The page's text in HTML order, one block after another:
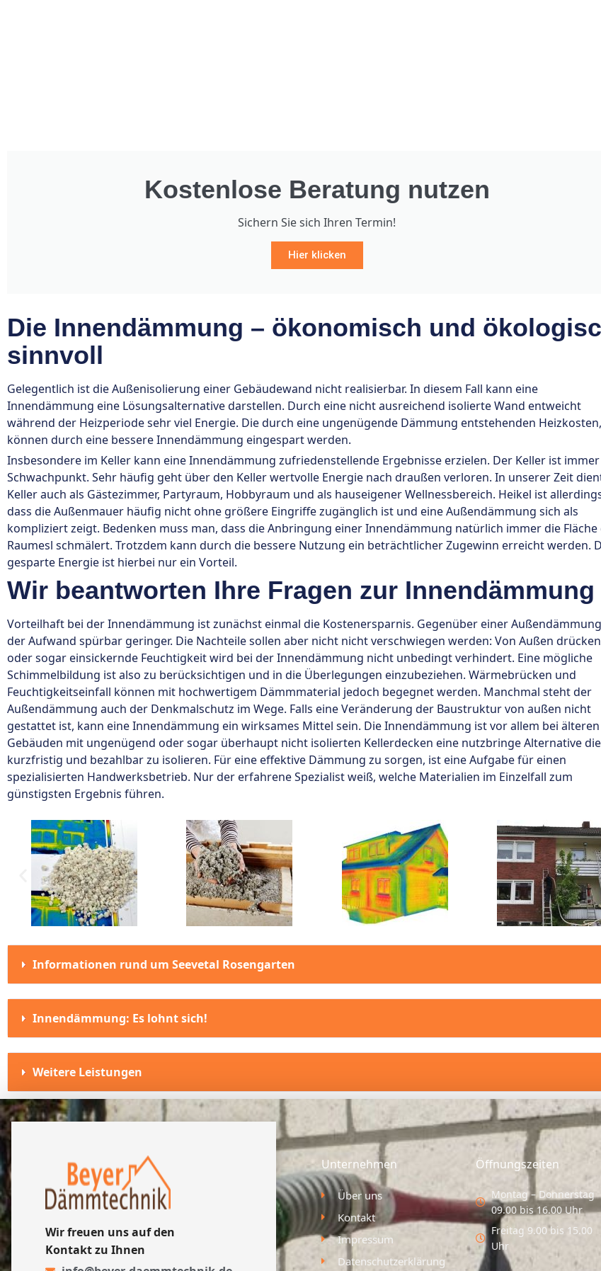
Kostenlose Beratung nutzen
Sichern Sie sich Ihren Termin!
Hier klicken
Die Innendämmung – ökonomisch und
sinnvoll
Gelegentlich ist die Außenisolierung einer Gebäudewand nicht realisierbar. In diesem Fall kann eine
Innendämmung eine Lösungsalternative darstellen. Durch eine nicht ausreichend isolierte Wand entweicht
während der Heizperiode sehr viel Energie. Die durch eine ungenügende Dämmung entstehenden Heizkosten,
können durch eine bessere Innendämmung eingespart werden.
Insbesondere im Keller kann eine Innendämmung zufriedenstellende Ergebnisse erzielen. Der Keller ist
Schwachpunkt. Sehr häufig geht über den Keller wertvolle Energie nach draußen verloren. In unserer Zeit
Keller auch als Gästezimmer, Partyraum, Hobbyraum und als hauseigener Wellnessbereich. Heikel ist
dass die Außenmauer häufig nicht ohne größere Eingriffe zugänglich ist und eine Außendämmung sich als
kompliziert zeigt. Bedenken muss man, dass die Anbringung einer Innendämmung natürlich immer die Fläche
Raumesl schmälert. Trotzdem kann durch die bessere Nutzung ein beträchtlicher Zugewinn erreicht werden.
gesparte Energie ist hierbei nur ein Vorteil.
Wir beantworten Ihre Fragen zur Innendämmung
Vorteilhaft bei der Innendämmung ist zunächst einmal die Kostenersparnis. Gegenüber einer
der Aufwand spürbar geringer. Die Nachteile sollen aber nicht nicht verschwiegen werden: Von Außen
oder sogar einsickernde Feuchtigkeit wird bei der Innendämmung nicht unbedingt verhindert. Eine mögliche
Schimmelbildung ist also zu berücksichtigen und in die Überlegungen einzubeziehen. Wärmebrücken und
Feuchtigkeitseinfall können mit hochwertigem Dämmmaterial jedoch begegnet werden. Manchmal steht der
Außendämmung auch der Denkmalschutz im Wege. Falls eine Veränderung der Baustruktur von außen nicht
gestattet ist, kann eine Innendämmung ein wirksames Mittel sein. Die Innendämmung ist vor allem bei älteren
Gebäuden mit ungenügend oder sogar überhaupt nicht isolierten Kellerdecken eine nutzbringe Alternative
kurzfristig und bezahlbar zu isolieren. Für eine effektive Dämmung zu sorgen, ist eine Aufgabe für einen
spezialisierten Handwerksbetrieb. Nur der erfahrene Spezialist weiß, welche Materialien im Einzelfall zum
günstigsten Ergebnis führen.
Informationen rund um Seevetal Rosengarten
Innendämmung: Es lohnt sich!
Weitere Leistungen
Wir freuen uns auf den
Kontakt zu Ihnen
Unternehmen
Über uns
Kontakt
Impressum
Datenschutzerklärung
Öffnungszeiten
Montag – Donnerstag
09.00 bis 16.00 Uhr
Freitag 9.00 bis 15.00
Uhr